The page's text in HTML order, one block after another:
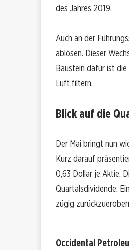
des Jahres 2019.
Auch an der
ablösen. Dieser
Baustein dafür ist
Luft filtern.
Blick auf die
Der Mai bringt nun
Kurz darauf
0,63 Dollar je Aktie.
Quartalsdividende.
zügig
Occidental